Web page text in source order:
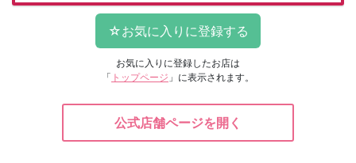
お気に入りに登録したお店は
「 トップページ 」に表示されます。
公式店舗ページを開く